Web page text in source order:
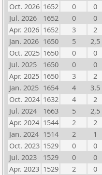
Oct. 2026 1652 0
0
Jul. 2026
1652 0
0
Apr. 2026 1652 3
2
Jan. 2026 1650 5
2,5
Oct. 2025 1650 0
0
Jul. 2025
1650 0
0
Apr. 2025 1650 3
2
Jan. 2025 1654 4
3,5
Oct. 2024 1632 4
2
Jul. 2024
1663 5
2,5
Apr. 2024 1544 2
2
Jan. 2024 1514 2
1
Oct. 2023 1529 0
0
Jul. 2023
1529 0
0
Apr. 2023 1529 2
0